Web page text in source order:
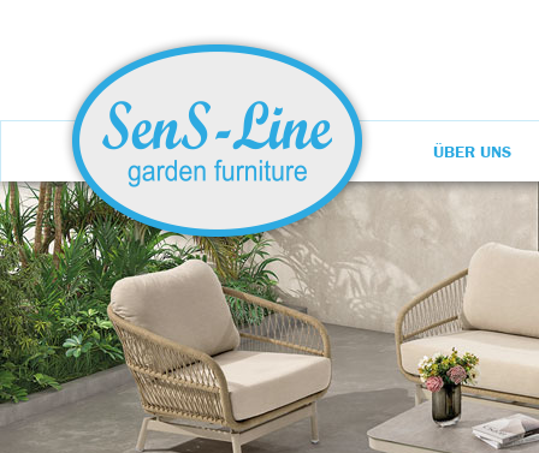
ÜBER UNS